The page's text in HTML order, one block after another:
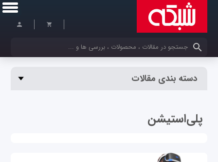
کلمات کلیدی خود را وارد کنید
دسته بندی مقالات
پلی‌استیشن